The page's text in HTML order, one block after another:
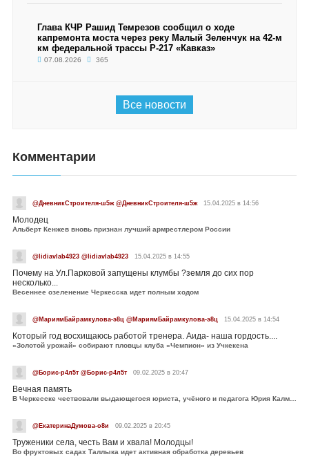
Глава КЧР Рашид Темрезов сообщил о ходе
капремонта моста через реку Малый Зеленчук на 42-м
км федеральной трассы Р-217 «Кавказ»
07.08.2026 365
Все новости
Комментарии
@ДневникСтроителя-ш5ж @ДневникСтроителя-ш5ж 15.04.2025 в 14:56
Молодец
Альберт Кенжев вновь признан лучший армрестлером России
@lidiavlab4923 @lidiavlab4923 15.04.2025 в 14:55
Почему на Ул.Парковой запущены клумбы ?земля до сих пор
несколько...
Весеннее озеленение Черкесска идет полным ходом
@МариямБайрамкулова-э8ц @МариямБайрамкулова-э8ц 15.04.2025 в 14:54
Который год восхищаюсь работой тренера. Аида- наша гордость....
«Золотой урожай» собирают пловцы клуба «Чемпион» из Учкекена
@Борис-р4л5т @Борис-р4л5т 09.02.2025 в 20:47
Вечная память
В Черкесске чествовали выдающегося юриста, учёного и педагога Юрия Калмыкова
@ЕкатеринаДумова-о8и 09.02.2025 в 20:45
Труженики села, честь Вам и хвала! Молодцы!
Во фруктовых садах Таллыка идет активная обработка деревьев